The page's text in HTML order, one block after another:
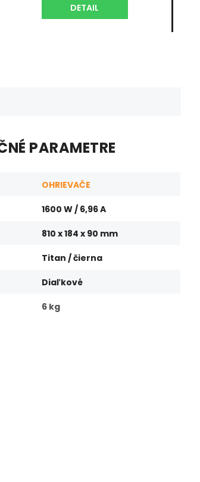
DETAIL
PARAMETRE
OHRIEVAČE
1600 W / 6,96 A
810 x 184 x 90 mm
Titan / čierna
Diaľkové
6 kg